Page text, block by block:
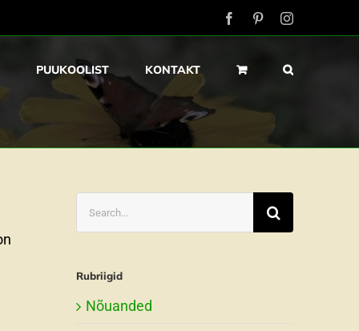
FacebookPinterestInstagram
PUUKOOLIST KONTAKT
for:
Rubriigid
Nõuanded